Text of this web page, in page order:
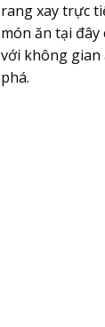
rang xay trực
món ăn tại
với không gian
phá.